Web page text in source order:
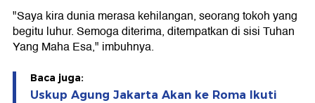
"Saya kira dunia merasa kehilangan, seorang tokoh yang
begitu luhur. Semoga diterima, ditempatkan di sisi Tuhan
Yang Maha Esa," imbuhnya.
Baca juga:
Uskup Agung Jakarta Akan ke Roma Ikuti